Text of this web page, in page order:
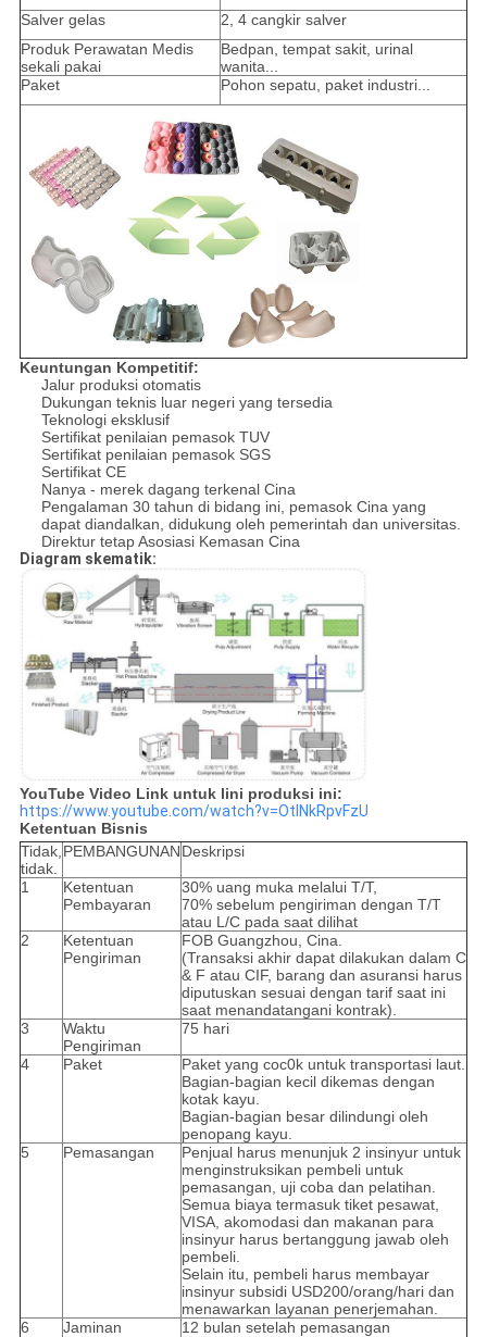
Salver gelas
2, 4 cangkir salver
Produk Perawatan Medis
sekali pakai
Bedpan, tempat sakit, urinal
wanita...
Paket
Pohon sepatu, paket industri...
Keuntungan Kompetitif:
Jalur produksi otomatis
Dukungan teknis luar negeri yang tersedia
Teknologi eksklusif
Sertifikat penilaian pemasok TUV
Sertifikat penilaian pemasok SGS
Sertifikat CE
Nanya - merek dagang terkenal Cina
Pengalaman 30 tahun di bidang ini, pemasok Cina yang
dapat diandalkan, didukung oleh pemerintah dan universitas.
Direktur tetap Asosiasi Kemasan Cina
Diagram skematik:
YouTube Video Link untuk lini produksi ini:
https://www.youtube.com/watch?v=OtINkRpvFzU
Ketentuan Bisnis
Tidak,
tidak.
PEMBANGUNANDeskripsi
1
Ketentuan
Pembayaran
30% uang muka melalui T/T,
70% sebelum pengiriman dengan T/T
atau L/C pada saat dilihat
2
Ketentuan
Pengiriman
FOB Guangzhou, Cina.
(Transaksi akhir dapat dilakukan dalam C
& F atau CIF, barang dan asuransi harus
diputuskan sesuai dengan tarif saat ini
saat menandatangani kontrak).
3
Waktu
Pengiriman
75 hari
4 Paket
Paket yang coc0k untuk transportasi laut.
Bagian-bagian kecil dikemas dengan
kotak kayu.
Bagian-bagian besar dilindungi oleh
penopang kayu.
5
Pemasangan
Penjual harus menunjuk 2 insinyur untuk
menginstruksikan pembeli untuk
pemasangan, uji coba dan pelatihan.
Semua biaya termasuk tiket pesawat,
VISA, akomodasi dan makanan para
insinyur harus bertanggung jawab oleh
pembeli.
Selain itu, pembeli harus membayar
insinyur subsidi USD200/orang/hari dan
menawarkan layanan penerjemahan.
6
Jaminan
12 bulan setelah pemasangan